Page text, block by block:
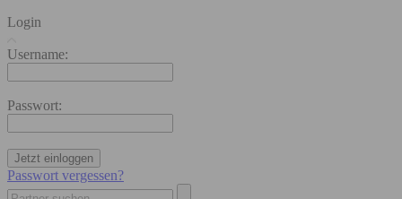
Login
Username:
Passwort:
Jetzt einloggen
Passwort vergessen?